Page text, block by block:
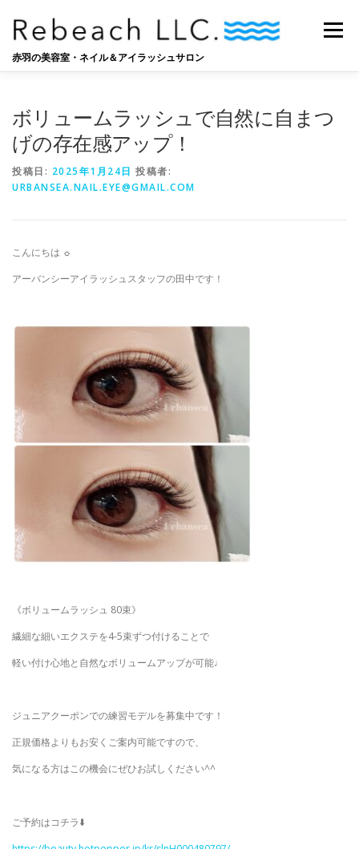
ツ
赤羽の美容室・ネイル＆アイラッシュサロン
メニュー
ボリュームラッシュで自然に自まつ
げの存在感アップ！
投稿日: 2025年1月24日 投稿者:
URBANSEA.NAIL.EYE@GMAIL.COM
こんにちは ☼
アーバンシーアイラッシュスタッフの田中です！
《ボリュームラッシュ 80束》
繊細な細いエクステを4-5束ずつ付けることで
軽い付け心地と自然なボリュームアップが可能♩
ジュニアクーポンでの練習モデルを募集中です！
正規価格よりもお安くご案内可能ですので、
気になる方はこの機会にぜひお試しください^^
ご予約はコチラ⬇️